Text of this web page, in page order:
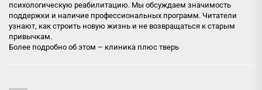
психологическую реабилитацию. Мы обсуждаем значимость
поддержки и наличие профессиональных программ. Читатели
узнают, как строить новую жизнь и не возвращаться к старым
привычкам.
Более подробно об этом – клиника плюс тверь